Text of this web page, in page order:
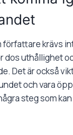
författare krävs
dos uthållighet
Det är också
och vara
steg som